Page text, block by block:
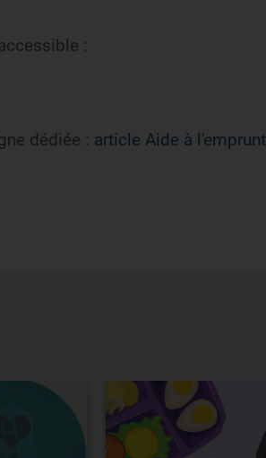
:
dédiée : article Aide à